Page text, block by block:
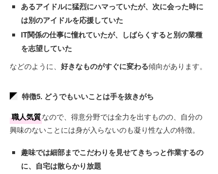
あるアイドルに猛烈にハマっていたが、次に会った時に
は別のアイドルを応援していた
IT関係の仕事に憧れていたが、しばらくすると別の業種
を志望していた
などのように、 好きなものがすぐに変わる傾向があります。
特徴5. どうでもいいことは手を抜きがち
職人気質なので、得意分野では全力を出すものの、自分の
興味のないことには身が入らないのも凝り性な人の特徴。
趣味では細部までこだわりを見せてきちっと作業するの
に、自宅は散らかり放題